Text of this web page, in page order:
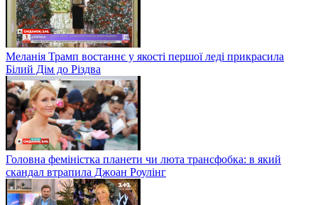
Меланія Трамп востаннє у якості першої леді прикрасила
Білий Дім до Різдва
Головна феміністка планети чи люта трансфобка: в який
скандал втрапила Джоан Роулінг